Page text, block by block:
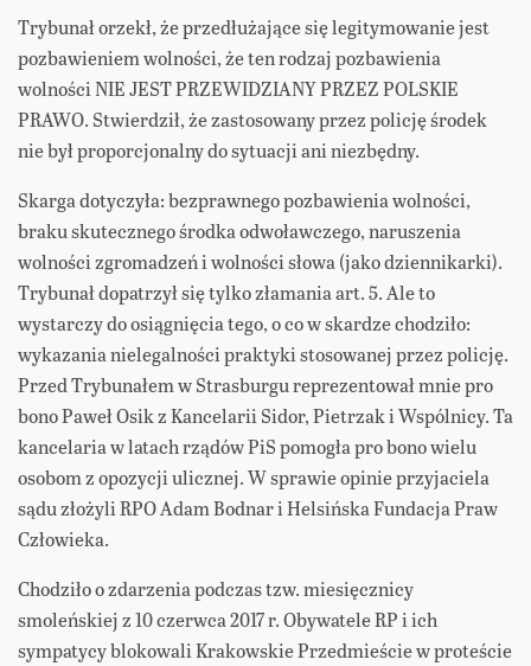
Trybunał orzekł, że przedłużające się legitymowanie jest
pozbawieniem wolności, że ten rodzaj pozbawienia
wolności NIE JEST PRZEWIDZIANY PRZEZ POLSKIE
PRAWO. Stwierdził, że zastosowany przez policję środek
nie był proporcjonalny do sytuacji ani niezbędny.
Skarga dotyczyła: bezprawnego pozbawienia wolności,
braku skutecznego środka odwoławczego, naruszenia
wolności zgromadzeń i wolności słowa (jako dziennikarki).
Trybunał dopatrzył się tylko złamania art. 5. Ale to
wystarczy do osiągnięcia tego, o co w skardze chodziło:
wykazania nielegalności praktyki stosowanej przez policję.
Przed Trybunałem w Strasburgu reprezentował mnie pro
bono Paweł Osik z Kancelarii Sidor, Pietrzak i Wspólnicy. Ta
kancelaria w latach rządów PiS pomogła pro bono wielu
osobom z opozycji ulicznej. W sprawie opinie przyjaciela
sądu złożyli RPO Adam Bodnar i Helsińska Fundacja Praw
Człowieka.
Chodziło o zdarzenia podczas tzw. miesięcznicy
smoleńskiej z 10 czerwca 2017 r. Obywatele RP i ich
sympatycy blokowali Krakowskie Przedmieście w proteście